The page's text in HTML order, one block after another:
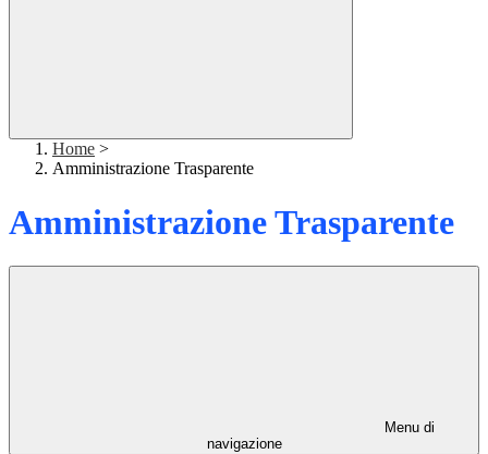
Home >
Amministrazione Trasparente
Amministrazione Trasparente
Menu di
navigazione